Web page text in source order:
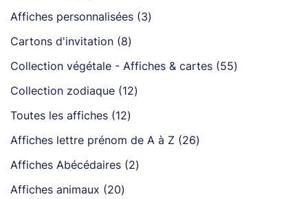
produits
Affiches personnalisées 33
Cartons d'invitation 88
produits
Collection végétale - Affiches & cartes 5555
Collection zodiaque 1212
Toutes les affiches 1212
produits
Affiches lettre prénom de A à Z 2626
Affiches Abécédaires 22
Affiches animaux 2020